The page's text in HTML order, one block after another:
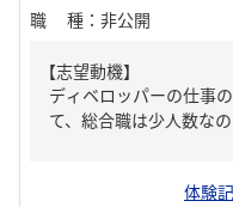
職種 ： 非公開
【志望動機】
ディベロッパーの仕事
て、総合職は少人数な
体験